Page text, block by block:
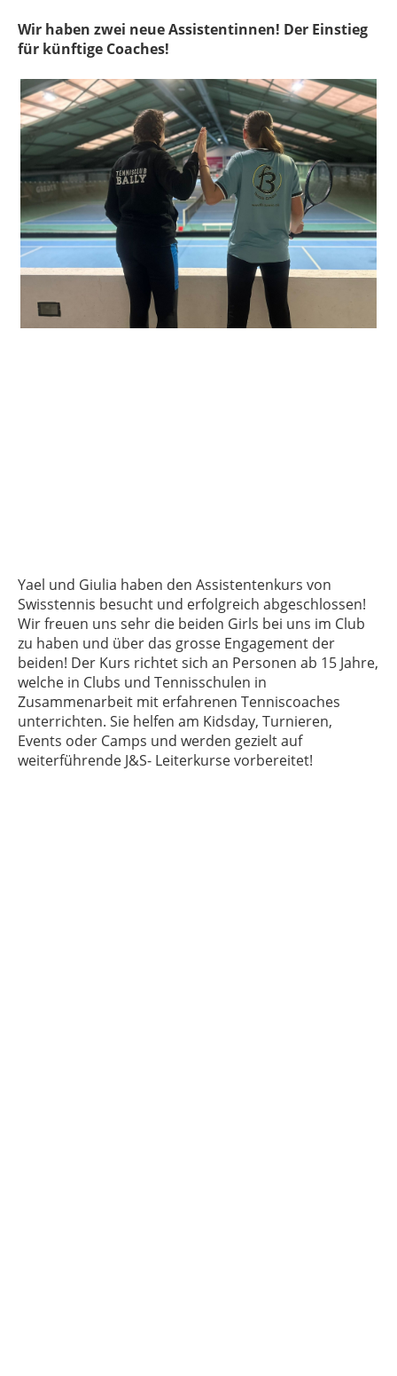
Wir haben zwei neue Assistentinnen! Der Einstieg
für künftige Coaches!
Yael und Giulia haben den Assistentenkurs von
Swisstennis besucht und erfolgreich abgeschlossen!
Wir freuen uns sehr die beiden Girls bei uns im Club
zu haben und über das grosse Engagement der
beiden! Der Kurs richtet sich an Personen ab 15 Jahre,
welche in Clubs und Tennisschulen in
Zusammenarbeit mit erfahrenen Tenniscoaches
unterrichten. Sie helfen am Kidsday, Turnieren,
Events oder Camps und werden gezielt auf
weiterführende J&S- Leiterkurse vorbereitet!